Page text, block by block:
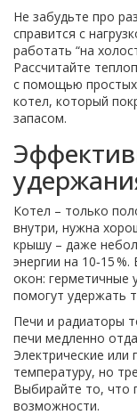
Не забудьте про
справится с
работать “на
Рассчитайте
с помощью простых
котел, который
запасом.
Котел – только
внутри, нужна
крышу – даже
энергии на 10‑15
окон: герметичные
помогут удержать
Печи и радиаторы
печи медленно
Электрические
температуру, но
Выбирайте то, что
возможности.